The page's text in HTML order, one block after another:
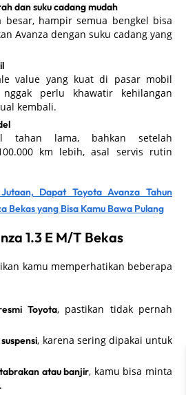
dan suku cadang mudah
besar, hampir semua bengkel bisa
Avanza dengan suku cadang yang
value yang kuat di pasar mobil
perlu khawatir kehilangan
kembali.
tahan lama, bahkan setelah
km lebih, asal servis rutin
Dapat Toyota Avanza Tahun
Bekas yang Bisa Kamu Bawa Pulang
1.3 E M/T Bekas
kamu memperhatikan beberapa
Toyota, pastikan tidak pernah
, karena sering dipakai untuk
atau banjir, kamu bisa minta